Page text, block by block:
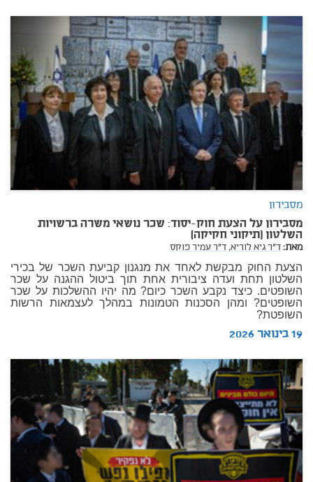
מסבירון
מסבירון על הצעת חוק-יסוד: שכר נושאי משרה ברשויות
השלטון (תיקוני חקיקה)
מאת:ד"ר גיא לוריא, ד"ר עמיר פוקס
הצעת החוק מבקשת לאחד את מנגנון קביעת השכר של בכירי
השלטון תחת ועדה ציבורית אחת תוך ביטול ההגנה על שכר
השופטים. כיצד נקבע השכר כיום? מה יהיו ההשלכות על שכר
השופטים? ומהן הסכנות הטמונות במהלך לעצמאות הרשות
השופטת?
19 בינואר 2026